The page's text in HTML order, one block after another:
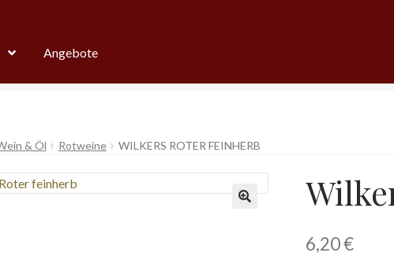
Angebote
& Öl Rotweine WILKERS ROTER FEINHERB
6,20€